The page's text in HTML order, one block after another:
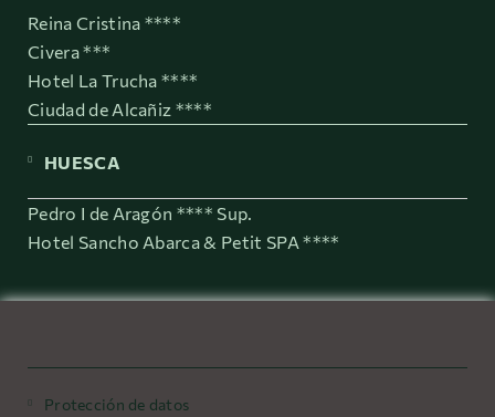
Reina Cristina ****
Civera ***
Hotel La Trucha ****
Ciudad de Alcañiz ****
HUESCA
Pedro I de Aragón **** Sup.
Hotel Sancho Abarca & Petit SPA ****
Protección de datos